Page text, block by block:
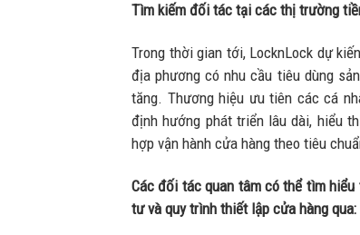
Tìm kiếm đối tác tại các thị trường
Trong thời gian tới, LocknLock dự
địa phương có nhu cầu tiêu dùng
tăng. Thương hiệu ưu tiên các cá
định hướng phát triển lâu dài, hiểu
hợp vận hành cửa hàng theo tiêu
Các đối tác quan tâm có thể tìm
tư và quy trình thiết lập cửa hàng qua: